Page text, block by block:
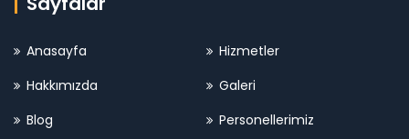
Anasayfa
Hizmetler
Hakkımızda
Galeri
Blog
Personellerimiz